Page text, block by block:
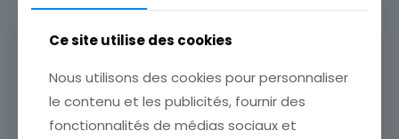
CARTE POSTALE
BRANTOME L EGLISE
FONDATION
CHARLEMAGNE
Ce site utilise des cookies
Nous utilisons des cookies pour personnaliser
le contenu et les publicités, fournir des
fonctionnalités de médias sociaux et